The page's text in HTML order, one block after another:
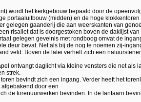
wordt het kerkgebouw bepaald door de
portaaluitbouw (midden) en de hoge
gelegen gaanderij die aan weerskanten van
risaliet dat is doorgestoken boven de daklijst
gelegen gevelnis met rondboog omvat de
deur bevat. Net als bij de nog te noemen zij-
veld. Boven de latei verheft zich een
ontvangt daglicht via kleine vensters die net als
strek.
bevindt zich een ingang. Verder heeft het
door een
de torenuurwerken bevinden. In de lantaarn